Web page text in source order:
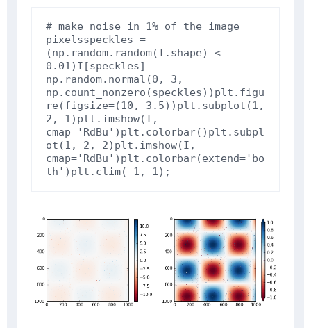
# make noise in 1% of the image
pixelsspeckles =
(np . random. random(I . shape)
<
0.01) I [speckles]
=
np . random. normal (0 , 3 ,
np . count_nonzero (speckles)) plt . figu
re (figsize=(10 , 3.5)) plt . subplot (1 ,
2 , 1) plt . imshow(I ,
cmap= 'RdBu' ) plt . colorbar() plt . subpl
ot (1 , 2 , 2) plt . imshow(I ,
cmap= 'RdBu' ) plt . colorbar(extend= 'bo
th' ) plt . clim( -1 , 1);